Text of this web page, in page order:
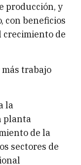
producción, y
con beneficios
crecimiento de
trabajo
la
planta
de la
sectores de